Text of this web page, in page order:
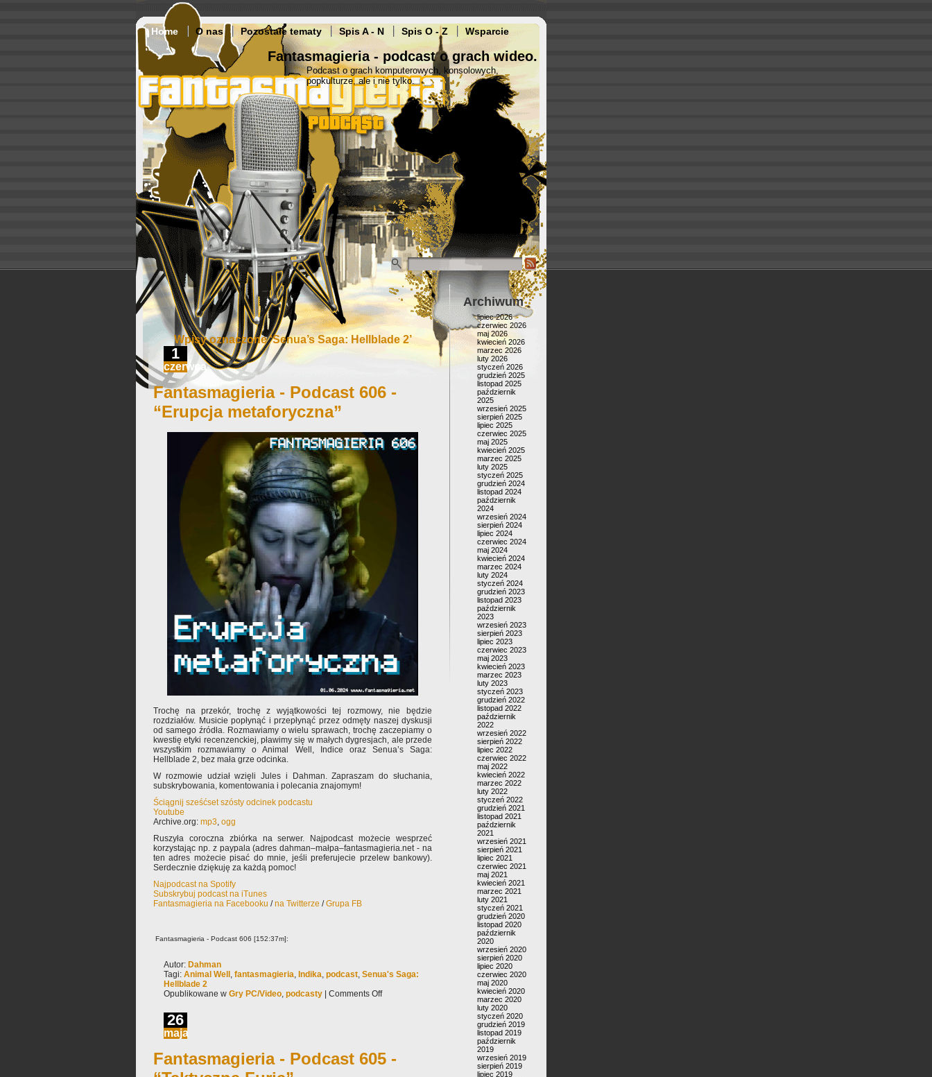
Home O nas Pozostałe tematy Spis A - N Spis O - Z Wsparcie
Fantasmagieria - podcast o grach wideo.
Podcast o grach komputerowych, konsolowych,
popkulturze, ale i nie tylko.
Wpisy oznaczone ‘Senua’s Saga: Hellblade 2’
1
czerwca
Fantasmagieria - Podcast 606 -
“Erupcja metaforyczna”
Trochę na przekór, trochę z wyjątkowości tej rozmowy, nie będzie
rozdziałów. Musicie popłynąć i przepłynąć przez odmęty naszej dyskusji
od samego źródła. Rozmawiamy o wielu sprawach, trochę zaczepiamy o
kwestię etyki recenzenckiej, pławimy się w małych dygresjach, ale przede
wszystkim rozmawiamy o Animal Well, Indice oraz Senua’s Saga:
Hellblade 2, bez mała grze odcinka.
W rozmowie udział wzięli Jules i Dahman. Zapraszam do słuchania,
subskrybowania, komentowania i polecania znajomym!
Ściągnij sześćset szósty odcinek podcastu
Youtube
Archive.org: mp3, ogg
Ruszyła coroczna zbiórka na serwer. Najpodcast możecie wesprzeć
korzystając np. z paypala (adres dahman–małpa–fantasmagieria.net - na
ten adres możecie pisać do mnie, jeśli preferujecie przelew bankowy).
Serdecznie dziękuję za każdą pomoc!
Najpodcast na Spotify
Subskrybuj podcast na iTunes
Fantasmagieria na Facebooku /na Twitterze /Grupa FB
Fantasmagieria - Podcast 606 [152:37m]:
Autor: Dahman
Tagi: Animal Well , fantasmagieria, Indika, podcast, Senua's Saga:
Hellblade 2
Opublikowane w Gry PC/Video, podcasty Comments Off
26
maja
Fantasmagieria - Podcast 605 -
Archiwum
lipiec 2026
czerwiec 2026
maj 2026
kwiecień 2026
marzec 2026
luty 2026
styczeń 2026
grudzień 2025
listopad 2025
październik
2025
wrzesień 2025
sierpień 2025
lipiec 2025
czerwiec 2025
maj 2025
kwiecień 2025
marzec 2025
luty 2025
styczeń 2025
grudzień 2024
listopad 2024
październik
2024
wrzesień 2024
sierpień 2024
lipiec 2024
czerwiec 2024
maj 2024
kwiecień 2024
marzec 2024
luty 2024
styczeń 2024
grudzień 2023
listopad 2023
październik
2023
wrzesień 2023
sierpień 2023
lipiec 2023
czerwiec 2023
maj 2023
kwiecień 2023
marzec 2023
luty 2023
styczeń 2023
grudzień 2022
listopad 2022
październik
2022
wrzesień 2022
sierpień 2022
lipiec 2022
czerwiec 2022
maj 2022
kwiecień 2022
marzec 2022
luty 2022
styczeń 2022
grudzień 2021
listopad 2021
październik
2021
wrzesień 2021
sierpień 2021
lipiec 2021
czerwiec 2021
maj 2021
kwiecień 2021
marzec 2021
luty 2021
styczeń 2021
grudzień 2020
listopad 2020
październik
2020
wrzesień 2020
sierpień 2020
lipiec 2020
czerwiec 2020
maj 2020
kwiecień 2020
marzec 2020
luty 2020
styczeń 2020
grudzień 2019
listopad 2019
październik
2019
wrzesień 2019
sierpień 2019
lipiec 2019